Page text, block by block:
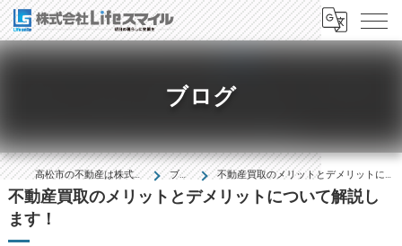
ブログ
高松市の不動産は株式会社Lifeｽﾏｲﾙ ブログ 不動産買取のメリットとデメリットについて解説します！
不動産買取のメリットとデメリットについて解説し
ます！